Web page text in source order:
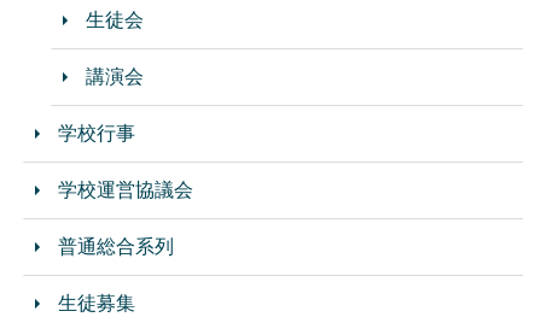
生徒会
講演会
学校行事
学校運営協議会
普通総合系列
生徒募集